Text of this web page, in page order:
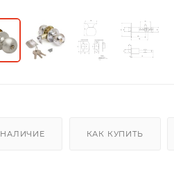
НАЛИЧИЕ КАК КУПИТЬ